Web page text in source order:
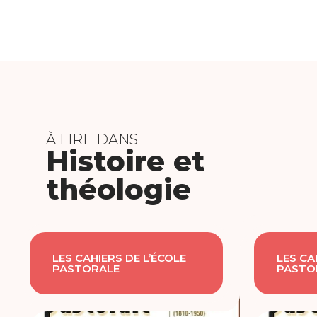
À LIRE DANS
Histoire et
théologie
LES CAHIERS DE L’ÉCOLE
PASTORALE
LES